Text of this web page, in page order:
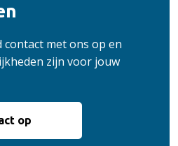
met ons op en
zijn voor jouw
op